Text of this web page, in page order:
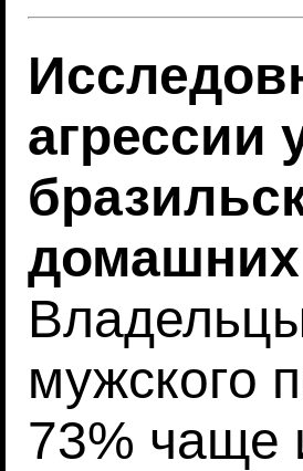
агрессии
домашних
мужского
73% чаще